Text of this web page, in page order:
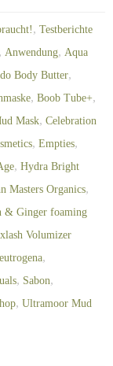
, Testberichte
, Anwendung, Aqua
Body Butter,
, Boob Tube+,
Mask, Celebration
, Empties,
, Hydra Bright
Masters Organics,
& Ginger foaming
Volumizer
,
, Sabon,
, Ultramoor Mud